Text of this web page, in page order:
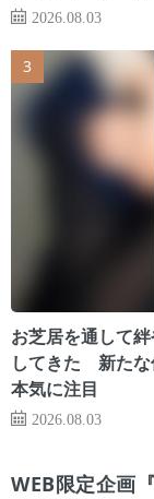
2026.08.03
お芝居を通して
してきた 新たな
本気に注目
2026.08.03
WEB限定企画